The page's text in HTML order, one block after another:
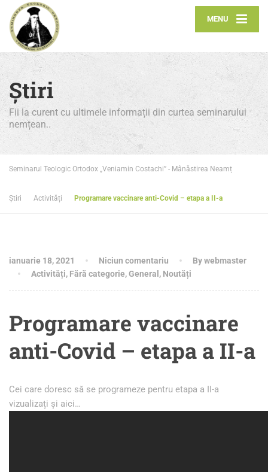
MENU
Știri
Fii la curent cu ultimele informații din curtea seminarului
nemțean..
Seminarul Teologic Ortodox „Veniamin Costachi” - Mânăstirea Neamț
Știri Activități Programare vaccinare anti-Covid – etapa a II-a
ianuarie 18, 2021 Niciun comentariu
By webmaster
Activități, Fără categorie,General , Noutăți
Programare vaccinare
anti-Covid – etapa a II-a
Cei care doresc să se programeze pentru etapa a II-a
vizualizați și aici…